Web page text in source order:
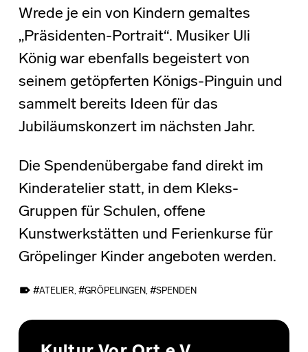
Wrede je ein von Kindern gemaltes
„Präsidenten-Portrait“. Musiker Uli
König war ebenfalls begeistert von
seinem getöpferten Königs-Pinguin und
sammelt bereits Ideen für das
Jubiläumskonzert im nächsten Jahr.
Die Spendenübergabe fand direkt im
Kinderatelier statt, in dem Kleks-
Gruppen für Schulen, offene
Kunstwerkstätten und Ferienkurse für
Gröpelinger Kinder angeboten werden.
ATELIER, GRÖPELINGEN, SPENDEN
Skip back to main navigation